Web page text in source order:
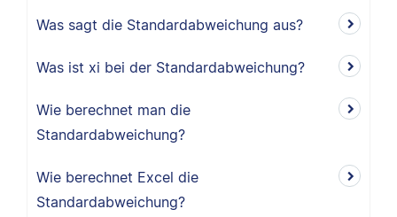
Was sagt die Standardabweichung aus?
Was ist xi bei der Standardabweichung?
Wie berechnet man die
Standardabweichung?
Wie berechnet Excel die
Standardabweichung?